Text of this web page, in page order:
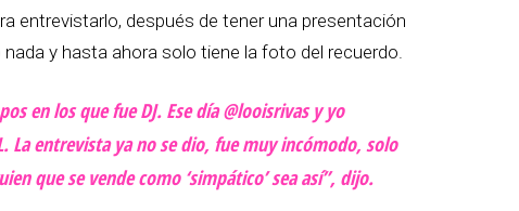
entrevistarlo, después de tener una presentación
y hasta ahora solo tiene la foto del recuerdo.
en los que fue DJ. Ese día @looisrivas y yo
La entrevista ya no se dio, fue muy incómodo, solo
que se vende como ‘simpático’ sea así”, dijo.